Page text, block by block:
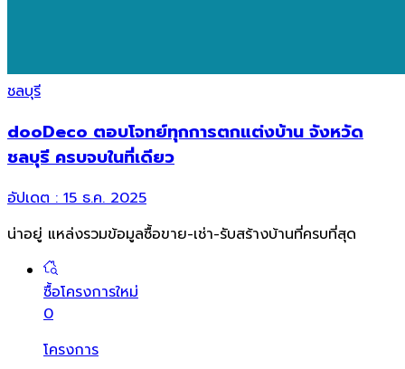
ชลบุรี
dooDeco ตอบโจทย์ทุกการตกแต่งบ้าน จังหวัด
ชลบุรี ครบจบในที่เดียว
อัปเดต :15 ธ.ค. 2025
น่าอยู่ แหล่งรวมข้อมูลซื้อขาย-เช่า-รับสร้างบ้านที่ครบที่สุด
ซื้อโครงการใหม่
0
โครงการ